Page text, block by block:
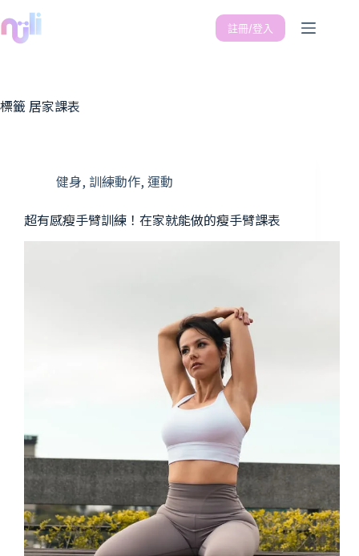
註冊/登入
標籤 居家課表
健身, 訓練動作, 運動
超有感瘦手臂訓練！在家就能做的瘦手臂課表